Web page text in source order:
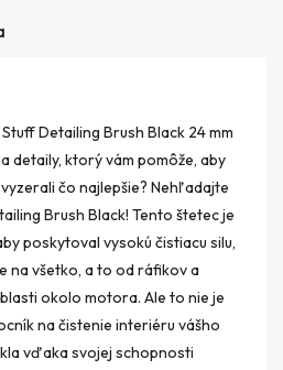
Detailing Brush Black 24 mm
detaily, ktorý vám pomôže, aby
čo najlepšie? Nehľadajte
Brush Black! Tento štetec je
poskytoval vysokú čistiacu silu,
na všetko, a to od ráfikov a
okolo motora. Ale to nie je
na čistenie interiéru vášho
vďaka svojej schopnosti